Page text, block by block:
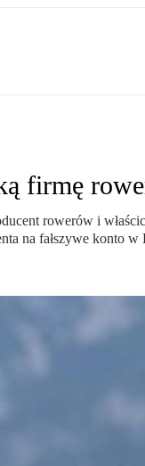
firmę
rowerów i
na fałszywe konto w